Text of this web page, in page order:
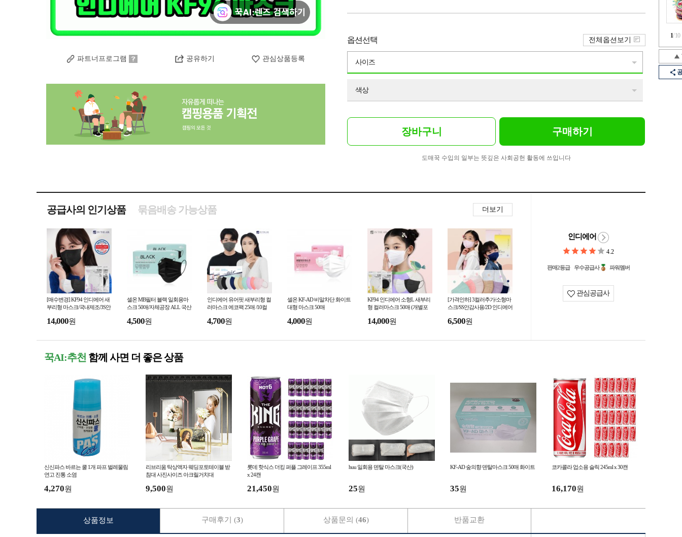
1/10
파트너프로그램 공유하기 관심상품등록
옵션선택
사이즈
색상
전체옵션보기
장바구니 구매하기
도매꾹 수입의 일부는 뜻깊은 사회공헌 활동에 쓰입니다
공급사의 인기상품 더보기
묶음배송 가능상품
[매수변경] KF94 인디에어 새
부리형 마스크/국내제조/3S안
랙
14,000원
셀온 MB필터 블랙 일회용마
스크 50매/자체공장 ALL 국산
4,500원
인디에어 유어핏 새부리형 컬
러마스크 에코팩 25매 /10컬
4,700원
셀온 KF-AD 비말차단 화이트
대형 마스크 50매
4,000원
KF94 인디에어 소형L 새부리
형 컬러마스크 50매 (개별포
14,000원
[가격인하] 3컬러추가/소형마
스크/SS안감사용/2D 인디에어
25매 / 9컬러/소형L
6,500원
인디에어
4.2
판매2등급 우수공급사 파워멤버
관심공급사
꾹AI:추천 함께 사면 더 좋은 상품
신신파스 바르는 쿨 1개 파프 벌레물림
연고 진통 소염
4,270원
리브리움 탁상액자 웨딩포토테이블 받
침대 사진사이즈 아크릴거치대
9,500원
롯데 핫식스 더킹 퍼플 그레이프 355ml
x 24캔
21,450원
huu 일회용 덴탈 마스크(국산)
25원
KF-AD 숲의향 덴탈마스크 50매 화이트
35원
코카콜라 업소용 슬릭 245ml x 30캔
16,170원
상품정보 구매후기 (3) 상품문의 (46) 반품교환